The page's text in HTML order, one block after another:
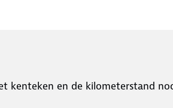
kenteken en de kilometerstand